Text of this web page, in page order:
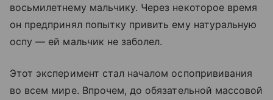
восьмилетнему мальчику. Через некоторое время
он предпринял попытку привить ему натуральную
оспу — ей мальчик не заболел.
Этот эксперимент стал началом оспопрививания
во всем мире. Впрочем, до обязательной массовой